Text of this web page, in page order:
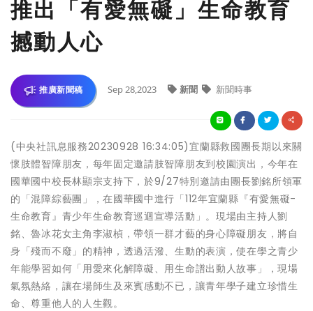
推出「有愛無礙」生命教育
撼動人心
推廣新聞稿 Sep 28,2023 新聞 新聞時事
(中央社訊息服務20230928 16:34:05)宜蘭縣救國團長期以來關
懷肢體智障朋友，每年固定邀請肢智障朋友到校園演出，今年在
國華國中校長林顯宗支持下，於9/27特別邀請由團長劉銘所領軍
的「混障綜藝團」，在國華國中進行「112年宜蘭縣『有愛無礙-
生命教育』青少年生命教育巡迴宣導活動」。現場由主持人劉
銘、魯冰花女主角李淑楨，帶領一群才藝的身心障礙朋友，將自
身「殘而不廢」的精神，透過活潑、生動的表演，使在學之青少
年能學習如何「用愛來化解障礙、用生命譜出動人故事」，現場
氣氛熱絡，讓在場師生及來賓感動不已，讓青年學子建立珍惜生
命、尊重他人的人生觀。